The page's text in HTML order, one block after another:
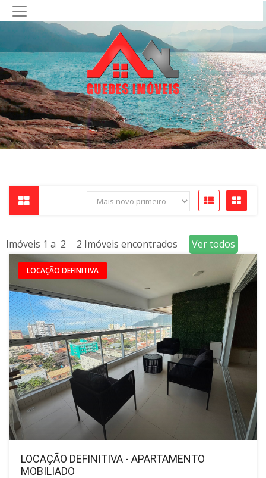
Imóveis 1 a 2 2 Imóveis encontrados Ver todos
LOCAÇÃO DEFINITIVA
LOCAÇÃO DEFINITIVA - APARTAMENTO
MOBILIADO